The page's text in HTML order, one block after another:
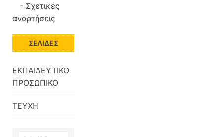
- Σχετικές
αναρτήσεις
ΣΕΛΊΔΕΣ
ΕΚΠΑΙΔΕΥΤΙΚΟ
ΠΡΟΣΩΠΙΚΟ
ΤΕΥΧΗ